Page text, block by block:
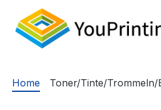
Hauptinhalt springen
Zur Suche springen
Zur Hauptnavigation springen
Home Toner/Tinte/Trommeln/